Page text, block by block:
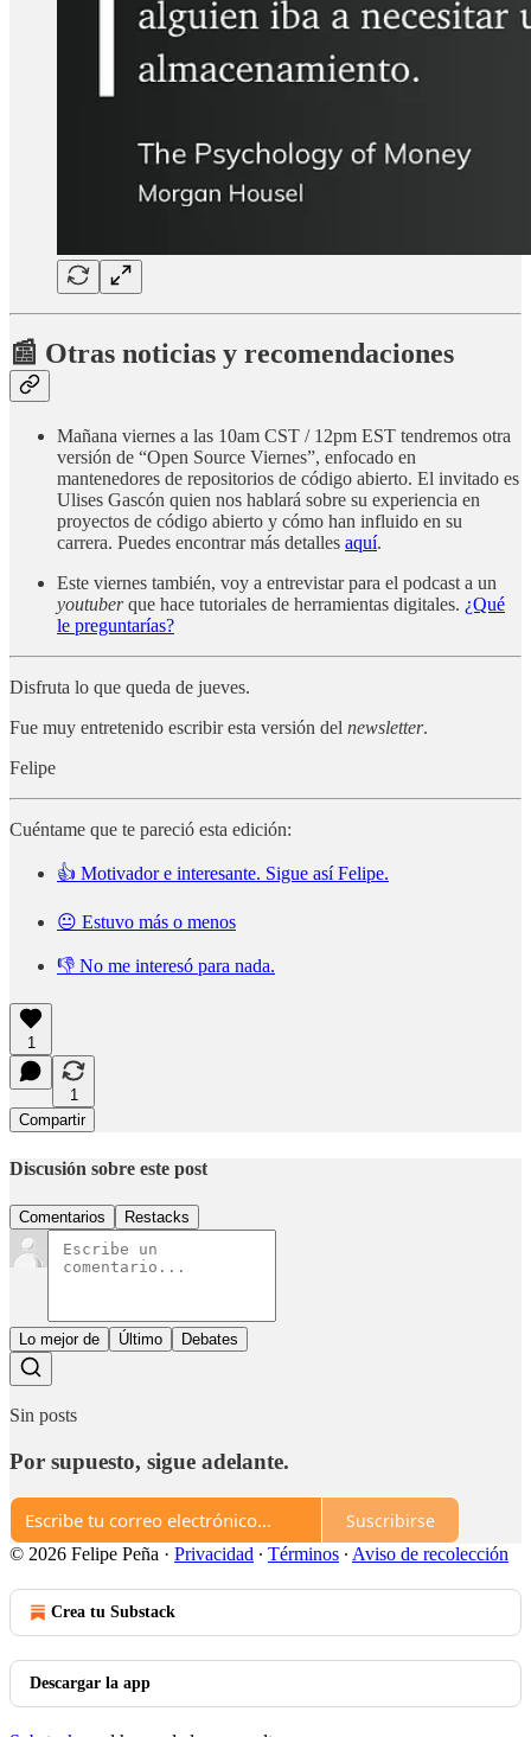
📰 Otras noticias y recomendaciones
Mañana viernes a las 10am CST / 12pm EST tendremos otra
versión de “Open Source Viernes”, enfocado en
mantenedores de repositorios de código abierto. El invitado es
Ulises Gascón quien nos hablará sobre su experiencia en
proyectos de código abierto y cómo han influido en su
carrera. Puedes encontrar más detalles aquí.
Este viernes también, voy a entrevistar para el podcast a un
youtuberque hace tutoriales de herramientas digitales. ¿Qué
le preguntarías?
Disfruta lo que queda de jueves.
Fue muy entretenido escribir esta versión del newsletter.
Felipe
Cuéntame que te pareció esta edición:
👍 Motivador e interesante. Sigue así Felipe.
😐 Estuvo más o menos
👎 No me interesó para nada.
1
1
Compartir
Discusión sobre este post
Comentarios Restacks
Lo mejor de Último Debates
Sin posts
Por supuesto, sigue adelante.
Suscribirse
© 2026 Felipe Peña · Privacidad ∙ Términos ∙ Aviso de recolección
Crea tu Substack
Descargar la app